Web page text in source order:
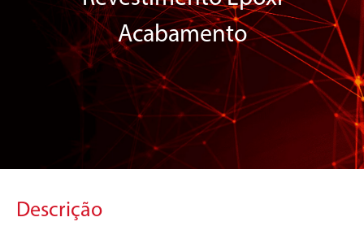
Acabamento
Descrição